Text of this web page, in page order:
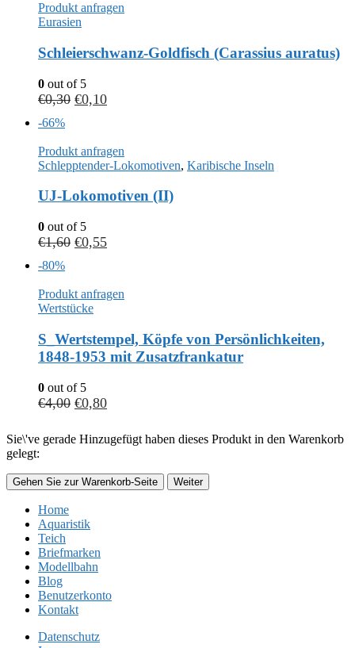
Produkt anfragen
Eurasien
Schleierschwanz-Goldfisch (Carassius auratus)
0 out of 5
€0,30 €0,10
-66%
Produkt anfragen
Schlepptender-Lokomotiven, Karibische Inseln
UJ-Lokomotiven (II)
0 out of 5
€1,60 €0,55
-80%
Produkt anfragen
Wertstücke
S_Wertstempel, Köpfe von Persönlichkeiten,
1848-1953 mit Zusatzfrankatur
0 out of 5
€4,00 €0,80
Sie\'ve gerade Hinzugefügt haben dieses Produkt in den Warenkorb
gelegt:
Gehen Sie zur Warenkorb-Seite Weiter
Home
Aquaristik
Teich
Briefmarken
Modellbahn
Blog
Benutzerkonto
Kontakt
Datenschutz